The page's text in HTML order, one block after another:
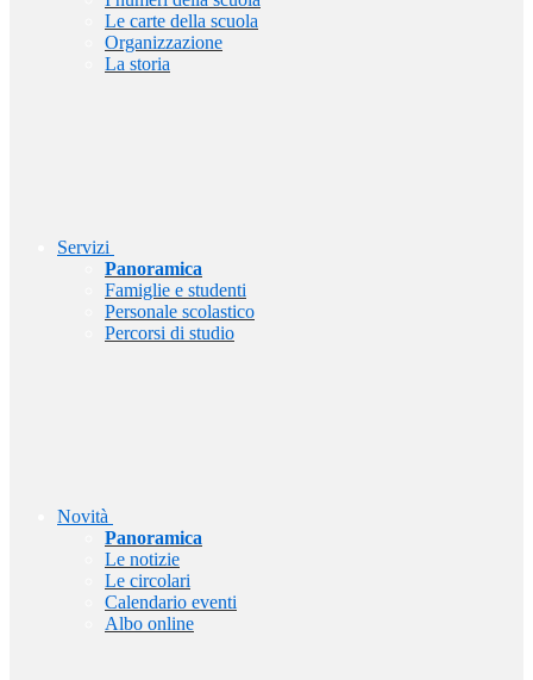
Le carte della scuola
Organizzazione
La storia
Servizi
Panoramica
Famiglie e studenti
Personale scolastico
Percorsi di studio
Novità
Panoramica
Le notizie
Le circolari
Calendario eventi
Albo online